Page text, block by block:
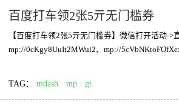
百度打车领2张5亓无门槛券
【百度打车领2张5亓无门槛券】微信打开活动->
mp://0cKgy8UuIt2MWui2、mp://
TAG： mdash mp gt